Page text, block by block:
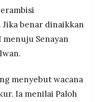
Jika benar dinaikkan
menuju Senayan
menyebut wacana
Ia menilai Paloh